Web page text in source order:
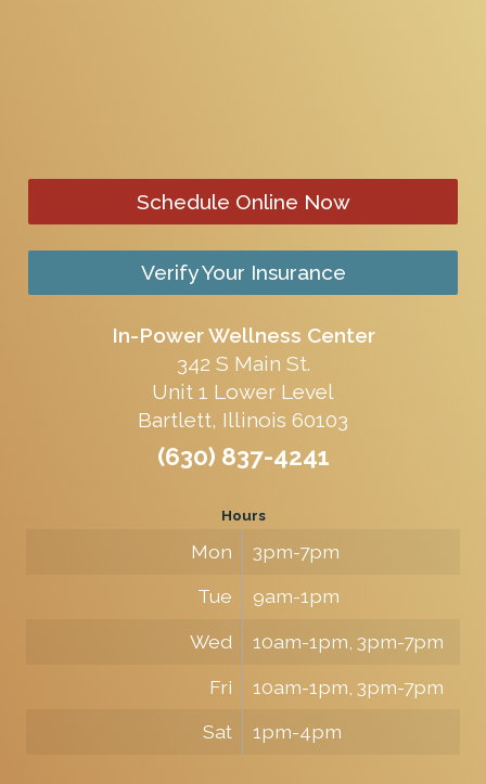
Schedule Online Now
Verify Your Insurance
In-Power Wellness Center
342 S Main St.
Unit 1 Lower Level
Bartlett, Illinois 60103
(630) 837-4241
Hours
Mon
3pm-7pm
Tue
9am-1pm
Wed
10am-1pm, 3pm-7pm
Fri
10am-1pm, 3pm-7pm
Sat
1pm-4pm